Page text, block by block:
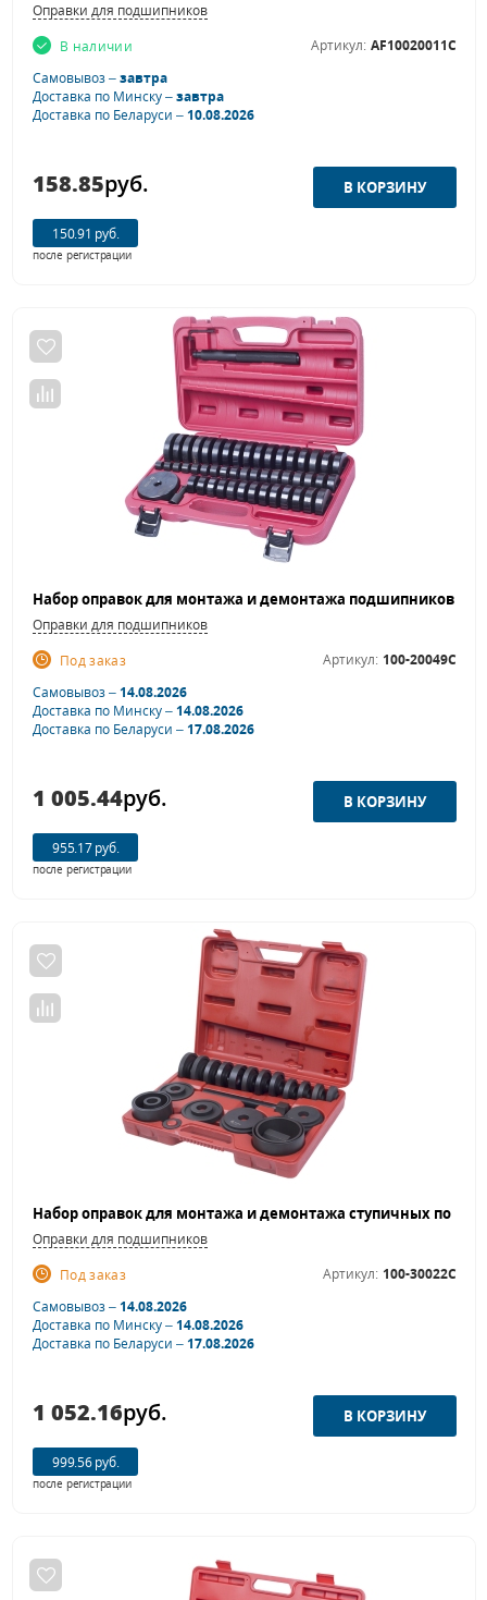
Оправки для подшипников
В наличии
Артикул: AF10020011C
Самовывоз –завтра
Доставка по Минску –завтра
Доставка по Беларуси –10.08.2026
158.85руб.
150.91 руб.
после регистрации
Оправки для подшипников
Под заказ
Артикул: 100-20049C
Самовывоз –14.08.2026
Доставка по Минску –14.08.2026
Доставка по Беларуси –17.08.2026
1 005.44руб.
955.17 руб.
после регистрации
Оправки для подшипников
Под заказ
Артикул: 100-30022C
Самовывоз –14.08.2026
Доставка по Минску –14.08.2026
Доставка по Беларуси –17.08.2026
1 052.16руб.
999.56 руб.
после регистрации